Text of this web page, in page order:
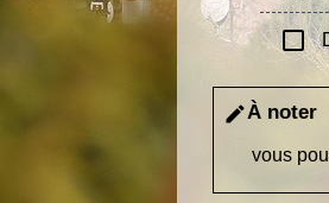
check_box_outline_blank
editÀ noter
vous